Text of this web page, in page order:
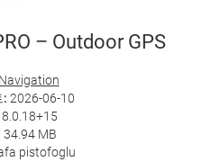
– Outdoor GPS
Navigation
: 2026-06-10
8.0.18+15
34.94 MB
pistofoglu